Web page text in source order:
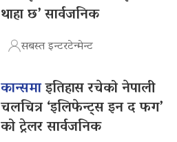
थाहा छ’ सार्वजनिक
सबस्त इन्टरटेन्मेन्ट
कान्समाइतिहास रचेको नेपाली
चलचित्र ‘इलिफेन्ट्स इन द फग’
को ट्रेलर सार्वजनिक